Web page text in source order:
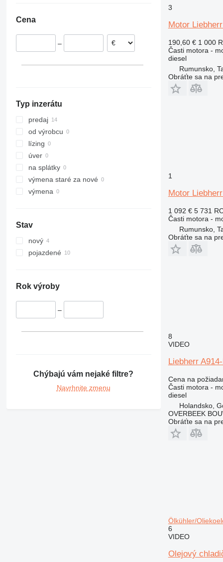
320
326
329
330
336
340
345
349
350
390
416
424
432
444
A934
A944
L 574
L 576
R920
R922
R936
R942
R944
R946
R956
R964
R974
Cena
–
Typ inzerátu
predaj
od výrobcu
lízing
úver
na splátky
výmena staré za nové
výmena
Stav
nový
pojazdené
Rok výroby
–
Chýbajú vám nejaké filtre?
Navrhnite zmenu
3
Motor
190,60 € 1 000
Časti motora -
diesel
Rumunsko,
Obráťte sa na
1
Motor
1 092 € 5 731
Časti motora -
Rumunsko,
Obráťte sa na
8
VIDEO
Liebherr
Cena na
Časti motora -
diesel
Holandsko,
OVERBEEK
Obráťte sa na
Ölkühler/
6
VIDEO
Olejový